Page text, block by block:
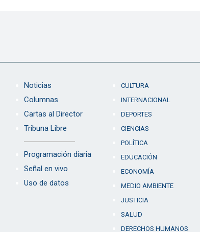
Noticias
Columnas
Cartas al Director
Tribuna Libre
Programación diaria
Señal en vivo
Uso de datos
CULTURA
INTERNACIONAL
DEPORTES
CIENCIAS
POLÍTICA
EDUCACIÓN
ECONOMÍA
MEDIO AMBIENTE
JUSTICIA
SALUD
DERECHOS HUMANOS